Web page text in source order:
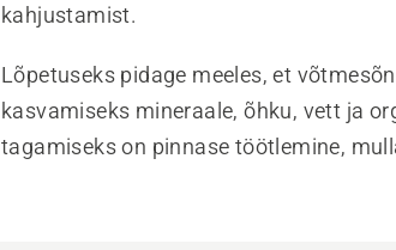
kahjustamist.
Lõpetuseks pidage meeles, et
kasvamiseks mineraale, õhku, vett ja
tagamiseks on pinnase töötlemine,